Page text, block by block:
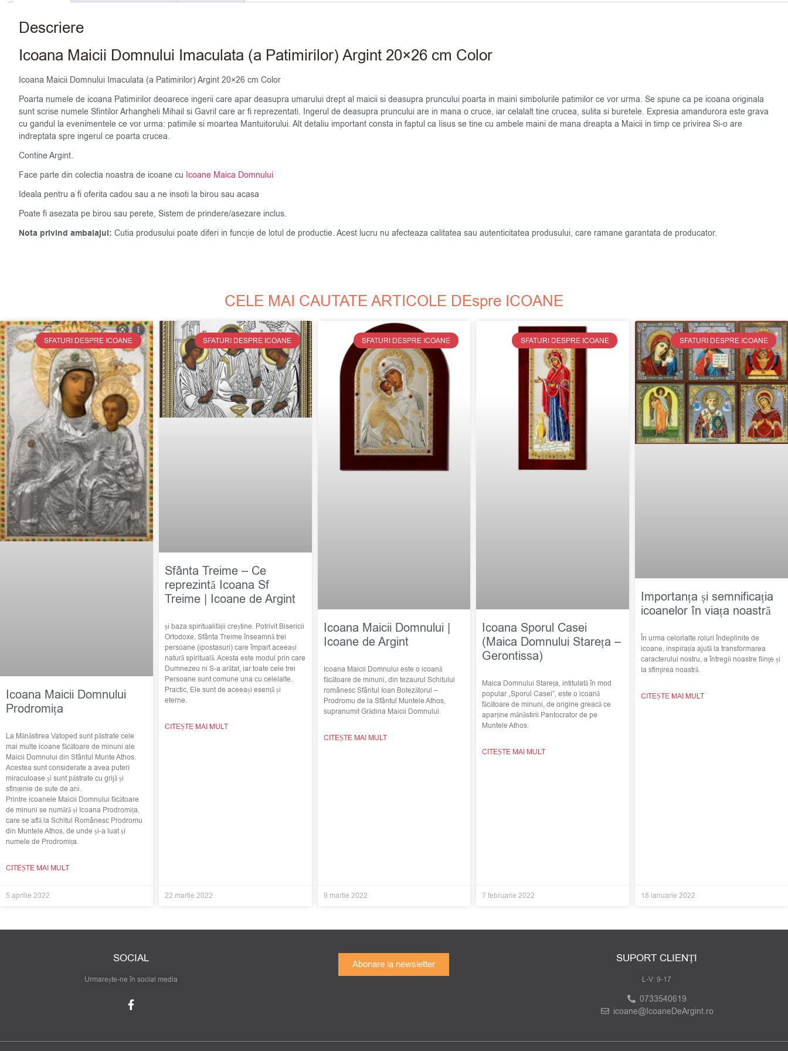
Descriere
Icoana Maicii Domnului Imaculata (a Patimirilor) Argint 20×26 cm Color
Icoana Maicii Domnului Imaculata (a Patimirilor) Argint 20×26 cm Color
Poarta numele de icoana Patimirilor deoarece ingerii care apar deasupra umarului drept al maicii si deasupra pruncului poarta in maini simbolurile patimilor ce vor urma. Se spune ca pe icoana originala
sunt scrise numele Sfintilor Arhangheli Mihail si Gavril care ar fi reprezentati. Ingerul de deasupra pruncului are in mana o cruce, iar celalalt tine crucea, sulita si buretele. Expresia amandurora este grava
cu gandul la evenimentele ce vor urma: patimile si moartea Mantuitorului. Alt detaliu important consta in faptul ca Iisus se tine cu ambele maini de mana dreapta a Maicii in timp ce privirea Si-o are
indreptata spre ingerul ce poarta crucea.
Contine Argint.
Face parte din colectia noastra de icoane cu Icoane Maica Domnului
Ideala pentru a fi oferita cadou sau a ne insoti la birou sau acasa
Poate fi asezata pe birou sau perete, Sistem de prindere/asezare inclus.
Nota privind ambalajul: Cutia produsului poate diferi in funcție de lotul de productie. Acest lucru nu afecteaza calitatea sau autenticitatea produsului, care ramane garantata de producator.
CELE MAI CAUTATE ARTICOLE DEspre ICOANE
SFATURI DESPRE ICOANE
Icoana Maicii Domnului
Prodromița
La Mănăstirea Vatoped sunt păstrate cele
mai multe icoane făcătoare de minuni ale
Maicii Domnului din Sfântul Munte Athos.
Acestea sunt considerate a avea puteri
miraculoase și sunt păstrate cu grijă și
sfințenie de sute de ani.
Printre icoanele Maicii Domnului făcătoare
de minuni se numără și Icoana Prodromița,
care se află la Schitul Românesc Prodromu
din Muntele Athos, de unde și-a luat și
numele de Prodromița.
CITEȘTE MAI MULT
5 aprilie 2022
SFATURI DESPRE ICOANE
Sfânta Treime – Ce
reprezintă Icoana Sf
Treime | Icoane de Argint
și baza spiritualității creștine. Potrivit Bisericii
Ortodoxe, Sfânta Treime înseamnă trei
persoane (ipostasuri) care împart aceeași
natură spirituală. Acesta este modul prin care
Dumnezeu ni S-a arătat, iar toate cele trei
Persoane sunt comune una cu celelalte.
Practic, Ele sunt de aceeași esență și
eterne.
CITEȘTE MAI MULT
22 martie 2022
SFATURI DESPRE ICOANE
Icoana Maicii Domnului |
Icoane de Argint
Icoana Maicii Domnului este o icoană
făcătoare de minuni, din tezaurul Schitului
românesc Sfântul Ioan Botezătorul –
Prodromu de la Sfântul Muntele Athos,
supranumit Grădina Maicii Domnului.
CITEȘTE MAI MULT
9 martie 2022
SFATURI DESPRE ICOANE
Icoana Sporul Casei
(Maica Domnului Stareța –
Gerontissa)
Maica Domnului Stareța, intitulată în mod
popular „Sporul Casei”, este o icoană
făcătoare de minuni, de origine greacă ce
aparține mănăstirii Pantocrator de pe
Muntele Athos.
CITEȘTE MAI MULT
7 februarie 2022
SFATURI DESPRE ICOANE
Importanța și semnificația
icoanelor în viața noastră
În urma celorlalte roluri îndeplinite de
icoane, inspirația ajută la transformarea
caracterului nostru, a întregii noastre fiinţe și
Ia sfinţirea noastră.
CITEȘTE MAI MULT
18 ianuarie 2022
SOCIAL
Urmarește-ne în social media
Abonare la newsletter SUPORT CLIENȚI
L-V: 9-17
0733540619
icoane@IcoaneDeArgint.ro